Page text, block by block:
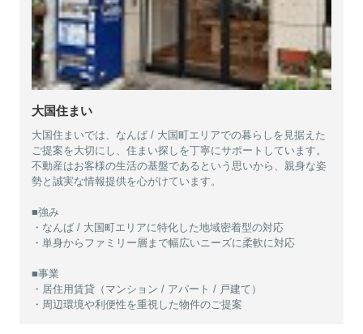
大国住まい
大国住まいでは、なんば / 大国町エリアでの暮らしを見据えた
ご提案を大切にし、住まい探しを丁寧にサポートしています。
不動産はお客様の生活の基盤であるという思いから、親身な姿
勢と誠実な情報提供を心がけています。
■強み
・なんば / 大国町エリアに特化した地域密着型の対応
・単身からファミリー層まで幅広いニーズに柔軟に対応
■事業
・居住用賃貸（マンション / アパート / 戸建て）
・周辺環境や利便性を重視した物件のご提案